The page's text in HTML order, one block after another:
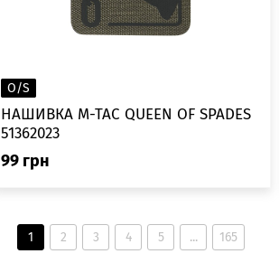
O/S
НАШИВКА M-TAC QUEEN OF SPADES
51362023
99 грн
1 2 3 4 5 ... 165